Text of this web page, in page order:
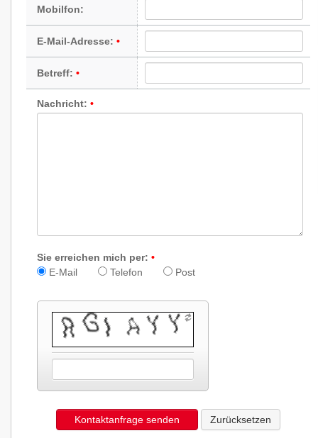
Mobilfon:
E-Mail-Adresse:
Betreff:
Nachricht:
Sie erreichen mich per:
E-Mail
Telefon Post
Kontaktanfrage senden Zurücksetzen